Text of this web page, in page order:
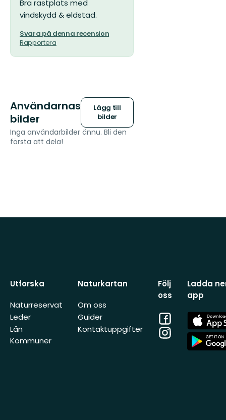
Bra rastplats med
vindskydd & eldstad.
Svara på denna recension
Rapportera
Användarnas
bilder
Lägg till
bilder
Inga användarbilder ännu. Bli den
första att dela!
Utforska
Naturreservat
Leder
Län
Kommuner
Naturkartan
Om oss
Guider
Kontaktuppgifter
Följ
oss
Facebook
Instagram
Ladda
app
App
Store
App
Store